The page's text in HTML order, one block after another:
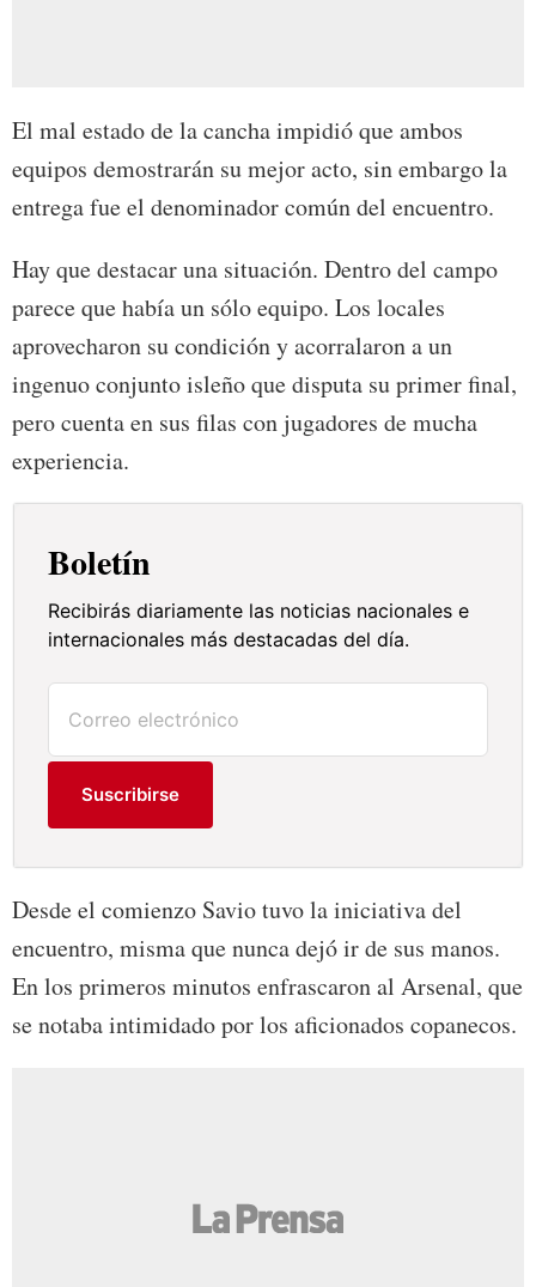
El mal estado de la cancha impidió que ambos
equipos demostrarán su mejor acto, sin embargo la
entrega fue el denominador común del encuentro.
Hay que destacar una situación. Dentro del campo
parece que había un sólo equipo. Los locales
aprovecharon su condición y acorralaron a un
ingenuo conjunto isleño que disputa su primer final,
pero cuenta en sus filas con jugadores de mucha
experiencia.
Boletín
Recibirás diariamente las noticias nacionales e
internacionales más destacadas del día.
Suscribirse
Desde el comienzo Savio tuvo la iniciativa del
encuentro, misma que nunca dejó ir de sus manos.
En los primeros minutos enfrascaron al Arsenal, que
se notaba intimidado por los aficionados copanecos.